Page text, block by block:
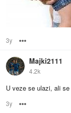
3y
Majki2111
4.2k
U veze se ulazi, ali
3y